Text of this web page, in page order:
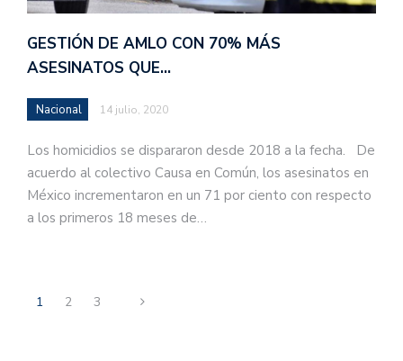
GESTIÓN DE AMLO CON 70% MÁS
ASESINATOS QUE…
Nacional 14 julio, 2020
Los homicidios se dispararon desde 2018 a la fecha. De
acuerdo al colectivo Causa en Común, los asesinatos en
México incrementaron en un 71 por ciento con respecto
a los primeros 18 meses de…
1 2 3